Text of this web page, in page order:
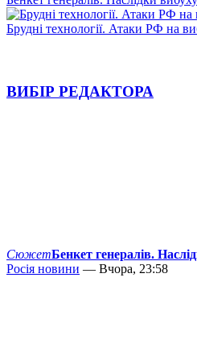
Брудні технології. Атаки РФ на
ВИБІР РЕДАКТОРА
СюжетБенкет генералів.
Росія новини — Вчора, 23:58